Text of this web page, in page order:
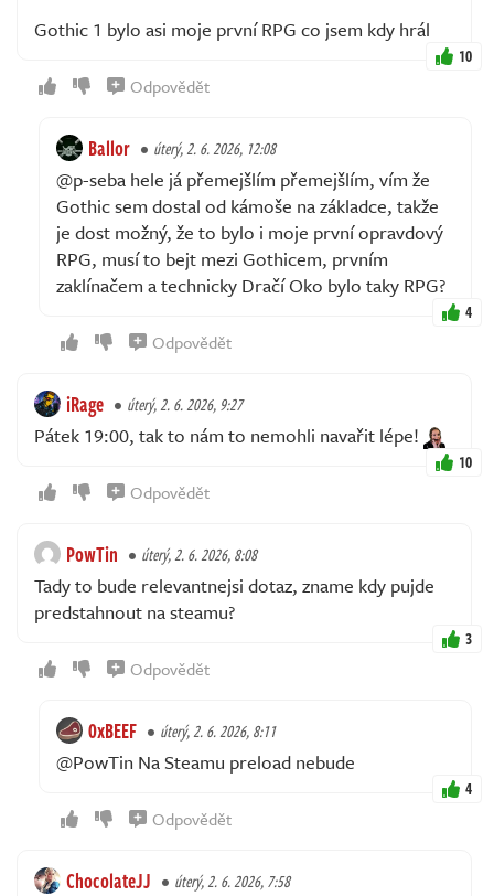
Gothic 1 bylo asi moje první RPG co jsem kdy hrál
10
Odpovědět
Ballor úterý, 2. 6. 2026, 12:08
@p-seba hele já přemejšlím přemejšlím, vím že
Gothic sem dostal od kámoše na základce, takže
je dost možný, že to bylo i moje první opravdový
RPG, musí to bejt mezi Gothicem, prvním
zaklínačem a technicky Dračí Oko bylo taky RPG?
4
Odpovědět
iRage úterý, 2. 6. 2026, 9:27
Pátek 19:00, tak to nám to nemohli navařit lépe!
10
Odpovědět
PowTin úterý, 2. 6. 2026, 8:08
Tady to bude relevantnejsi dotaz, zname kdy pujde
predstahnout na steamu?
3
Odpovědět
0xBEEF úterý, 2. 6. 2026, 8:11
@PowTin Na Steamu preload nebude
4
Odpovědět
ChocolateJJ úterý, 2. 6. 2026, 7:58